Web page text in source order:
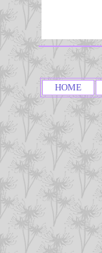
HOME